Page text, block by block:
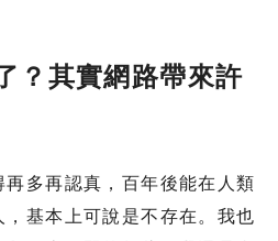
？其實網路帶來許
多再認真，百年後能在人類
基本上可說是不存在。我也